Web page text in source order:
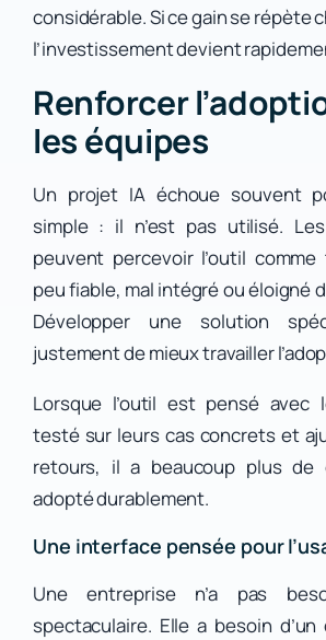
considérable. Si ce gain se répète
l’investissement devient
Renforcer
les équipes
Un projet IA échoue souvent
simple : il n’est pas utilisé.
peuvent percevoir l’outil
peu fiable, mal intégré ou éloigné
Développer une solution
justement de mieux travailler
Lorsque l’outil est pensé avec
testé sur leurs cas concrets et
retours, il a beaucoup plus de
adopté durablement.
Une interface pensée pour
Une entreprise n’a pas
spectaculaire. Elle a besoin